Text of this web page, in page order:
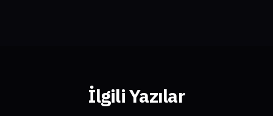
İlgili Yazılar